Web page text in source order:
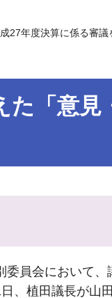
27年度決算に係る審議
「意見
員会において
、植田議長が山